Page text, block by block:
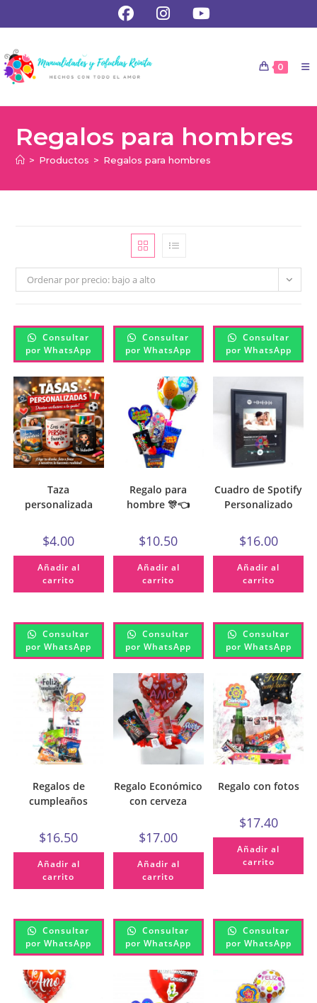
0
Regalos para hombres
> Productos > Regalos para hombres
Ordenar por precio: bajo a alto
Consultar
por WhatsApp
Taza
personalizada
$4.00
Añadir al
carrito
Consultar
por WhatsApp
Regalo para
hombre 🎊👈
$10.50
Añadir al
carrito
Consultar
por WhatsApp
Cuadro de Spotify
Personalizado
$16.00
Añadir al
carrito
Consultar
por WhatsApp
Regalos de
cumpleaños
$16.50
Añadir al
carrito
Consultar
por WhatsApp
Regalo Económico
con cerveza
$17.00
Añadir al
carrito
Consultar
por WhatsApp
Regalo con fotos
$17.40
Añadir al
carrito
Consultar
por WhatsApp
Consultar
por WhatsApp
Consultar
por WhatsApp